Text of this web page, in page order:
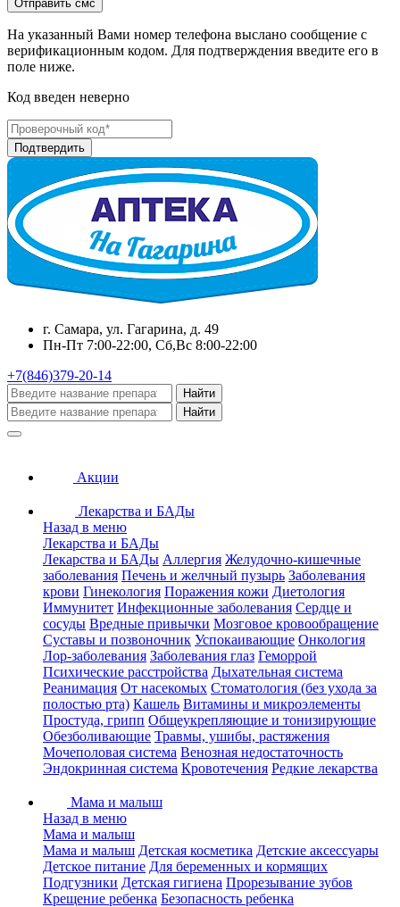
На указанный Вами номер телефона выслано сообщение с
верификационным кодом. Для подтверждения введите его в
поле ниже.
Код введен неверно
г. Самара, ул. Гагарина, д. 49
Пн-Пт 7:00-22:00, Сб,Вс 8:00-22:00
+7(846)379-20-14
Найти
Найти
Акции
Лекарства и БАДы
Назад в меню
Лекарства и БАДы
Лекарства и БАДы Аллергия Желудочно-кишечные
заболевания Печень и желчный пузырь Заболевания
крови Гинекология Поражения кожи Диетология
Иммунитет Инфекционные заболевания Сердце и
сосуды Вредные привычки Мозговое кровообращение
Суставы и позвоночник Успокаивающие Онкология
Лор-заболевания Заболевания глаз Геморрой
Психические расстройства Дыхательная система
Реанимация От насекомых Стоматология (без ухода за
полостью рта) Кашель Витамины и микроэлементы
Простуда, грипп Общеукрепляющие и тонизирующие
Обезболивающие Травмы, ушибы, растяжения
Мочеполовая система Венозная недостаточность
Эндокринная система Кровотечения Редкие лекарства
Мама и малыш
Назад в меню
Мама и малыш
Мама и малыш Детская косметика Детские аксессуары
Детское питание Для беременных и кормящих
Подгузники Детская гигиена Прорезывание зубов
Крещение ребенка Безопасность ребенка